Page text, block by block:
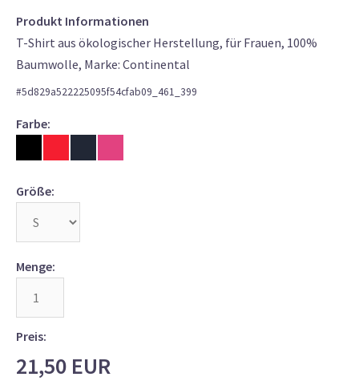
Produkt Informationen
T-Shirt aus ökologischer Herstellung, für Frauen, 100%
Baumwolle, Marke: Continental
#5d829a522225095f54cfab09_461_399
Farbe:
Größe:
Menge:
Preis:
21,50 EUR